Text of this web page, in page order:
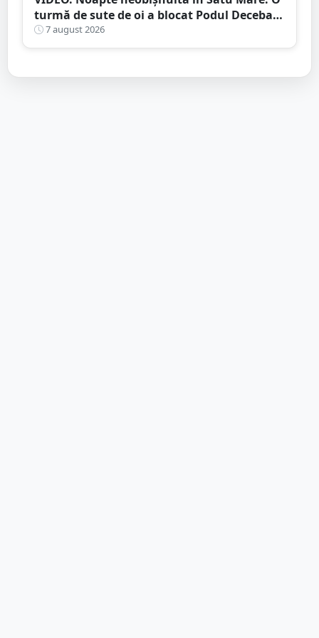
turmă de sute de oi a blocat Podul Decebal.
Gest de apreciat al ciobanului
7 august 2026